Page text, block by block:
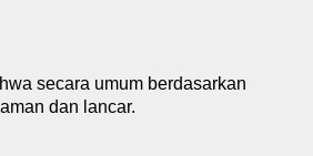
secara umum berdasarkan
dan lancar.